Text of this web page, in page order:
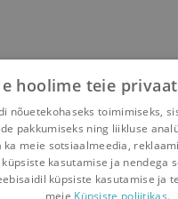
hoolime teie
nõuetekohaseks toimimiseks,
pakkumiseks ning liikluse
meie sotsiaalmeedia,
kasutamise ja nendega
küpsiste kasutamise ja
meie Küpsiste poliitikas.